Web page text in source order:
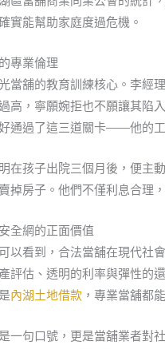
實能幫助家庭度過危機。
專業倫理
當舖的教育訓練核心。李
高，寧願婉拒也不願讓其陷
通過了這三道關卡——他的
在孩子出院三個月後，便主
掉房子。他們不僅利息合理
全網的正面價值
以看到，合法當舖在現代社
評估、透明的利率與彈性的
內湖土地借款 ，專業當舖都
一句口號，更是當舖業者